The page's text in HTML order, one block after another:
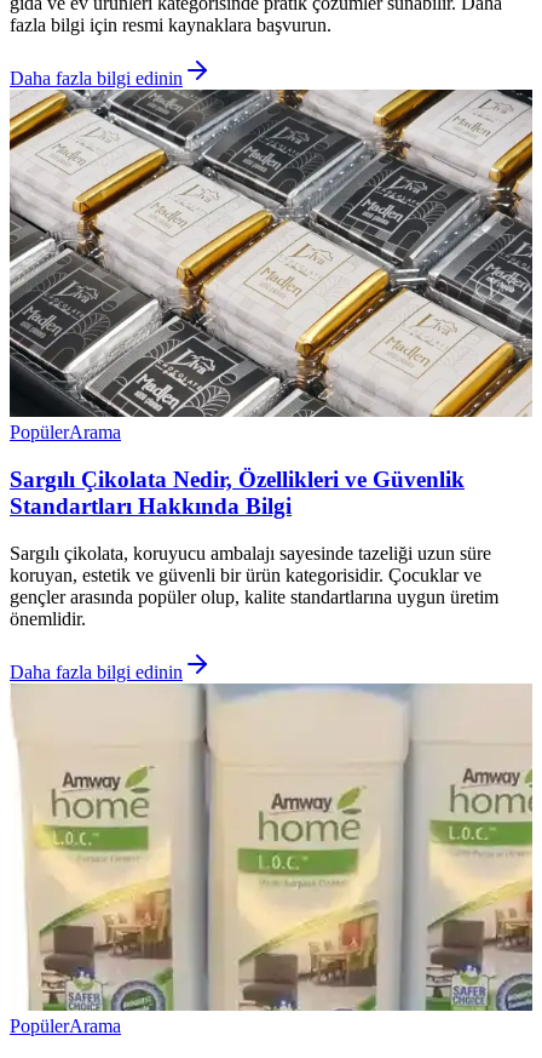
fazla bilgi için resmi kaynaklara başvurun.
Daha fazla bilgi edinin
PopülerArama
Sargılı Çikolata Nedir, Özellikleri ve Güvenlik
Standartları Hakkında Bilgi
Sargılı çikolata, koruyucu ambalajı sayesinde tazeliği uzun süre
koruyan, estetik ve güvenli bir ürün kategorisidir. Çocuklar ve
gençler arasında popüler olup, kalite standartlarına uygun üretim
önemlidir.
Daha fazla bilgi edinin
PopülerArama